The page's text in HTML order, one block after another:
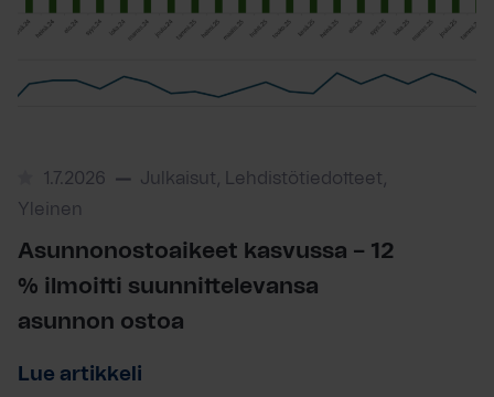
1.7.2026
Julkaisut, Lehdistötiedotteet,
Yleinen
Asunnonostoaikeet kasvussa – 12
% ilmoitti suunnittelevansa
asunnon ostoa
Lue artikkeli